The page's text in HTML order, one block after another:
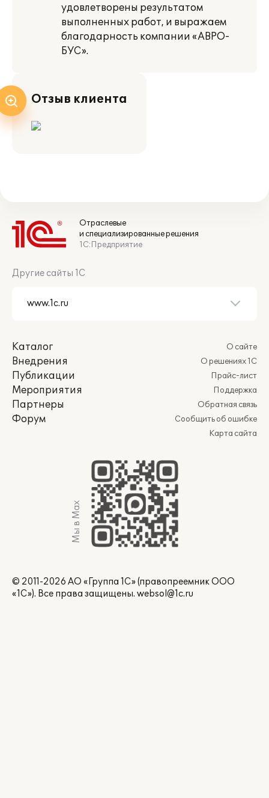
удовлетворены результатом
выполненных работ, и выражаем
благодарность компании «АВРО-
БУС».
Отзыв клиента
Отраслевые
и специализированные решения
1С:Предприятие
Другие сайты 1С
Каталог
Внедрения
Публикации
Мероприятия
Партнеры
Форум
О сайте
О решениях 1С
Прайс-лист
Поддержка
Обратная связь
Сообщить об ошибке
Карта сайта
Мы в Max
© 2011-2026 АО «Группа 1С» (правопреемник ООО
«1С»). Все права защищены. websol@1c.ru